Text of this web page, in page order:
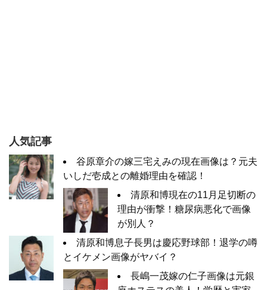
人気記事
谷原章介の嫁三宅えみの現在画像は？元夫
いしだ壱成との離婚理由を確認！
清原和博現在の11月足切断の
理由が衝撃！糖尿病悪化で画像
が別人？
清原和博息子長男は慶応野球部！退学の噂
とイケメン画像がヤバイ？
長嶋一茂嫁の仁子画像は元銀